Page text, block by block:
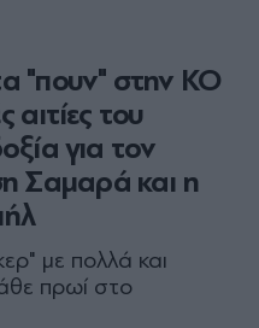
"πουν" στην ΚΟ
αιτίες του
για τον
Σαμαρά και η
με πολλά και
πρωί στο